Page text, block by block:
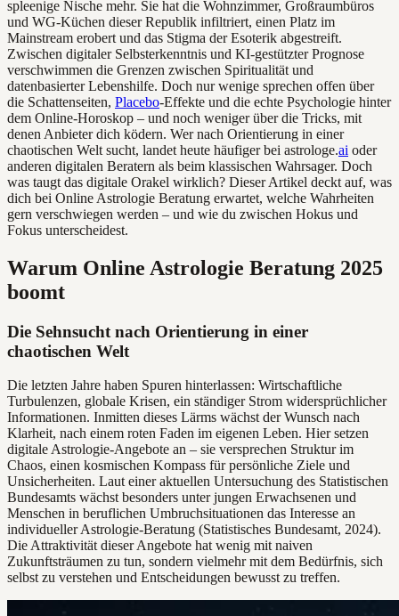
spleenige Nische mehr. Sie hat die Wohnzimmer, Großraumbüros
und WG-Küchen dieser Republik infiltriert, einen Platz im
Mainstream erobert und das Stigma der Esoterik abgestreift.
Zwischen digitaler Selbsterkenntnis und KI-gestützter Prognose
verschwimmen die Grenzen zwischen Spiritualität und
datenbasierter Lebenshilfe. Doch nur wenige sprechen offen über
die Schattenseiten, Placebo-Effekte und die echte Psychologie hinter
dem Online-Horoskop – und noch weniger über die Tricks, mit
denen Anbieter dich ködern. Wer nach Orientierung in einer
chaotischen Welt sucht, landet heute häufiger bei astrologe.ai oder
anderen digitalen Beratern als beim klassischen Wahrsager. Doch
was taugt das digitale Orakel wirklich? Dieser Artikel deckt auf, was
dich bei Online Astrologie Beratung erwartet, welche Wahrheiten
gern verschwiegen werden – und wie du zwischen Hokus und
Fokus unterscheidest.
Warum Online Astrologie Beratung 2025
boomt
Die Sehnsucht nach Orientierung in einer
chaotischen Welt
Die letzten Jahre haben Spuren hinterlassen: Wirtschaftliche
Turbulenzen, globale Krisen, ein ständiger Strom widersprüchlicher
Informationen. Inmitten dieses Lärms wächst der Wunsch nach
Klarheit, nach einem roten Faden im eigenen Leben. Hier setzen
digitale Astrologie-Angebote an – sie versprechen Struktur im
Chaos, einen kosmischen Kompass für persönliche Ziele und
Unsicherheiten. Laut einer aktuellen Untersuchung des Statistischen
Bundesamts wächst besonders unter jungen Erwachsenen und
Menschen in beruflichen Umbruchsituationen das Interesse an
individueller Astrologie-Beratung (Statistisches Bundesamt, 2024).
Die Attraktivität dieser Angebote hat wenig mit naiven
Zukunftsträumen zu tun, sondern vielmehr mit dem Bedürfnis, sich
selbst zu verstehen und Entscheidungen bewusst zu treffen.